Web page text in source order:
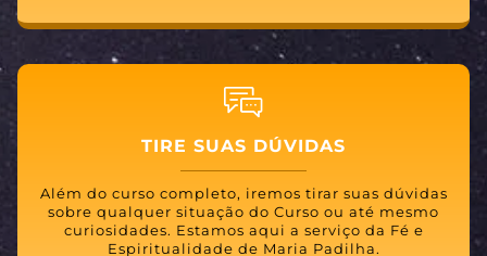
TIRE SUAS DÚVIDAS
Além do curso completo, iremos tirar suas dúvidas
sobre qualquer situação do Curso ou até mesmo
curiosidades. Estamos aqui a serviço da Fé e
Espiritualidade de Maria Padilha.